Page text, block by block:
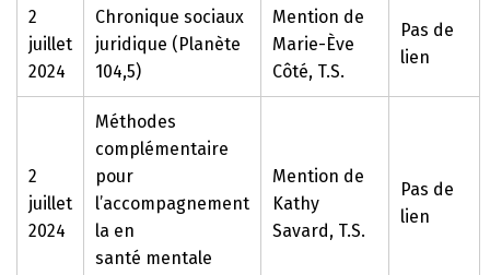
2
juillet
2024
Chronique sociaux
juridique (Planète
104,5)
Mention de
Marie-Ève
Côté, T.S.
Pas de
lien
2
juillet
2024
Méthodes
complémentaire
pour
l’accompagnement
la en
santé mentale
Mention de
Kathy
Savard, T.S.
Pas de
lien